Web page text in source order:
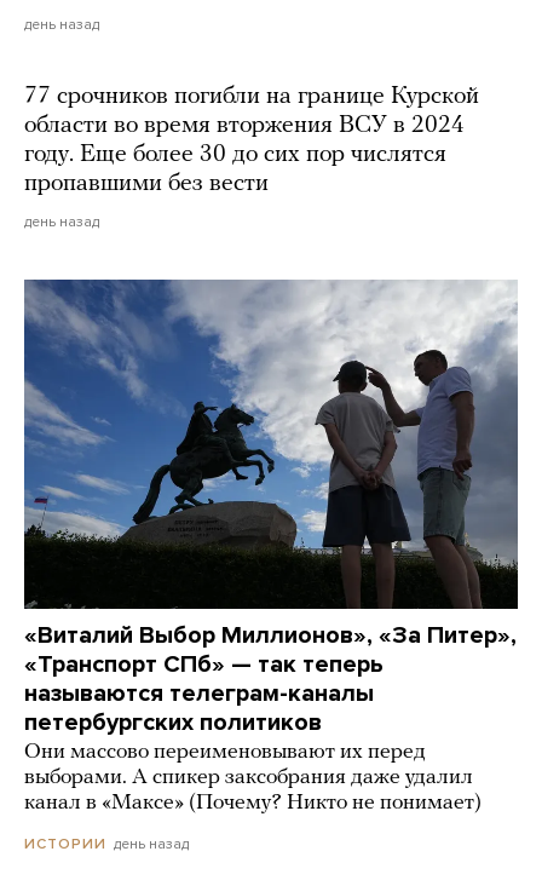
день назад
77 срочников погибли на границе Курской
области во время вторжения ВСУ в 2024
году. Еще более 30 до сих пор числятся
пропавшими без вести
день назад
«Виталий Выбор Миллионов», «За Питер»,
«Транспорт СПб» — так теперь
называются телеграм-каналы
петербургских политиков
Они массово переименовывают их перед
выборами. А спикер заксобрания даже удалил
канал в «Максе» (Почему? Никто не понимает)
ИСТОРИИ день назад